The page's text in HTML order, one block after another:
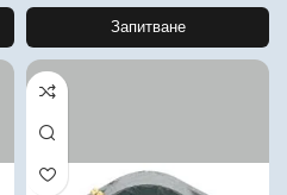
Запитване